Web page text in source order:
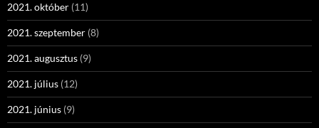
2021. október (11)
2021. szeptember (8)
2021. augusztus (9)
2021. július (12)
2021. június (9)